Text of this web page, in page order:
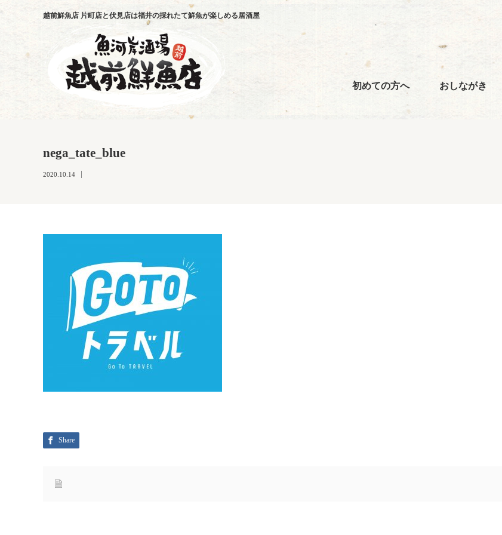
越前鮮魚店 片町店と伏見店は福井の採れたて鮮魚が楽しめる居酒屋
初めての方へ おしながき
nega_tate_blue
2020.10.14
Share